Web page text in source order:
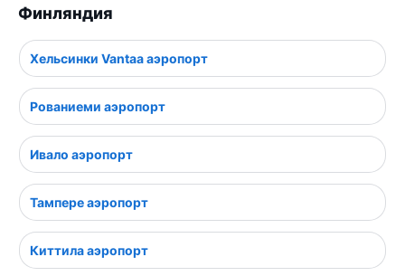
Финляндия
Хельсинки Vantaa аэропорт
Рованиеми аэропорт
Ивало аэропорт
Тампере аэропорт
Киттила аэропорт